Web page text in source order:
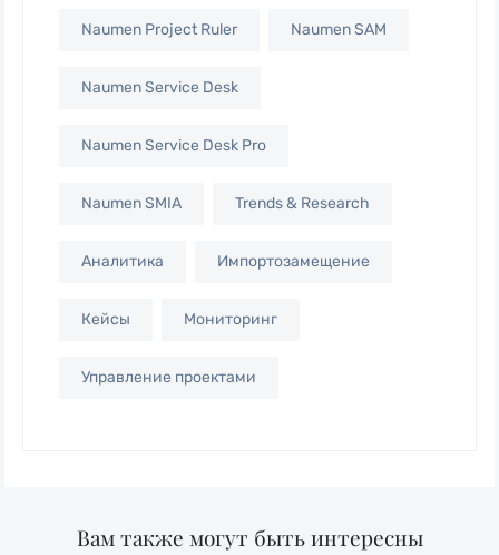
Naumen Project Ruler Naumen SAM
Naumen Service Desk
Naumen Service Desk Pro
Naumen SMIA Trends & Research
Аналитика Импортозамещение
Кейсы Мониторинг
Управление проектами
Вам также могут быть интересны